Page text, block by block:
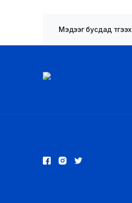
Мэдээг бусдад түгээх